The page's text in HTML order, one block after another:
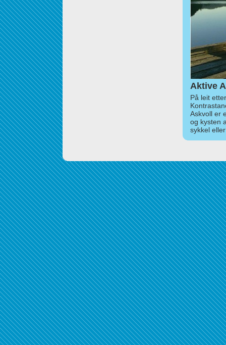
Aktive
På leit
Askvoll er
og kysten
sykkel